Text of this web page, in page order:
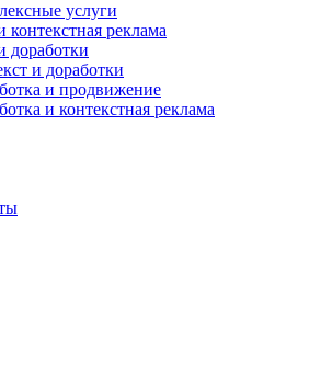
услуги
контекстная реклама
доработки
и доработки
и продвижение
и контекстная реклама